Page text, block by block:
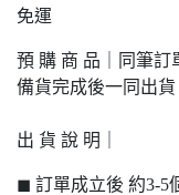
免運
預 購 商 品｜同筆訂
備貨完成後一同出貨
出 貨 說 明｜
◼ 訂單成立後 約3-5